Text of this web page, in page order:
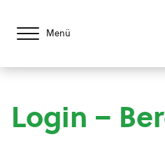
Menü
Login –